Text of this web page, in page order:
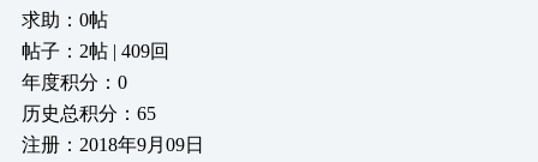
求助：0帖
帖子：2帖 | 409回
年度积分：0
历史总积分：65
注册：2018年9月09日